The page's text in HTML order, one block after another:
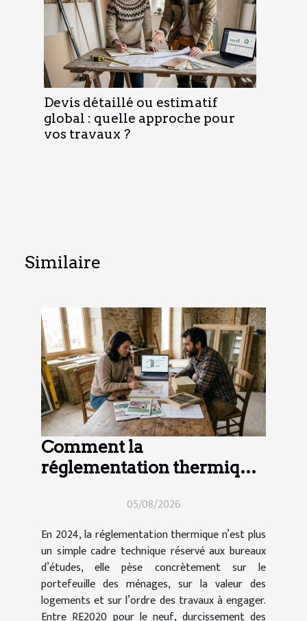
Devis détaillé ou estimatif
global : quelle approche pour
vos travaux ?
Similaire
Comment la
réglementation thermique
travaux en 2024
05/08/2026
En 2024, la réglementation thermique n’est plus
un simple cadre technique réservé aux bureaux
d’études, elle pèse concrètement sur le
portefeuille des ménages, sur la valeur des
logements et sur l’ordre des travaux à engager.
Entre RE2020 pour le neuf, durcissement des